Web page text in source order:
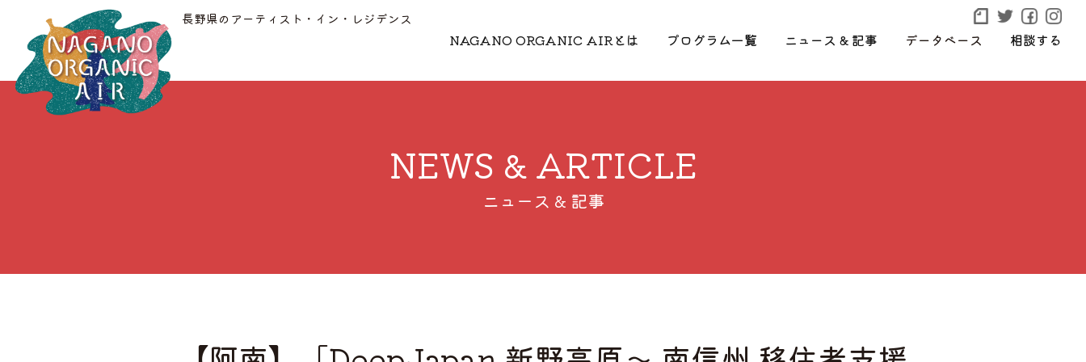
長野県のアーティスト・イン・レジデンス
NAGANO ORGANIC AIRとは プログラム一覧 ニュース & 記事 データベース 相談する
NEWS & ARTICLE
ニュース & 記事